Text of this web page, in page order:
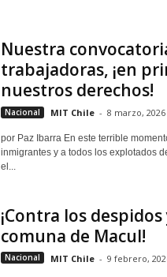
Nuestra
trabajadoras, ¡en
nuestros derechos!
Nacional MIT Chile - 8 marzo, 2026
por Paz Ibarra En este terrible
inmigrantes y a todos los explotados
el...
¡Contra los
comuna de Macul!
Nacional MIT Chile - 9 febrero,